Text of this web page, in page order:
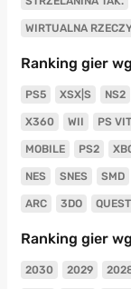
WIRTUALNA
Ranking gier
PS5 XSX|S NS2
X360 WII PS
MOBILE PS2
NES SNES SMD
ARC 3DO QUEST
Ranking gier
2030 2029